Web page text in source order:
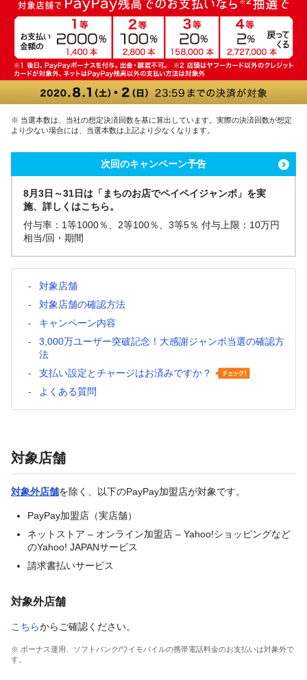
※ 当選本数は、当社の想定決済回数を基に算出しています。実際の決済回数が想定
より少ない場合には、当選本数は上記より少なくなります。
次回のキャンペーン予告
8月3日～31日は「まちのお店でペイペイジャンボ」を実
施、詳しくはこちら。
付与率：1等1000％、2等100％、3等5％ 付与上限：10万円
相当/回・期間
対象店舗
対象店舗の確認方法
キャンペーン内容
3,000万ユーザー突破記念！大感謝ジャンボ当選の確認方
法
支払い設定とチャージはお済みですか？
よくある質問
対象店舗
対象外店舗を除く、以下のPayPay加盟店が対象です。
PayPay加盟店（実店舗）
ネットストア – オンライン加盟店 – Yahoo!ショッピングなど
のYahoo! JAPANサービス
請求書払いサービス
対象外店舗
こちらからご確認ください。
※ ボーナス運用、ソフトバンク/ワイモバイルの携帯電話料金のお支払いは対象外で
す。